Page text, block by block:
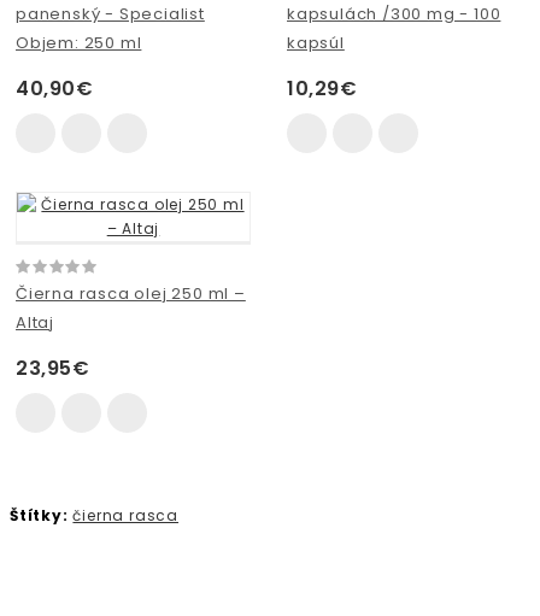
panenský - Specialist
Objem: 250 ml
40,90€
kapsulách /300 mg - 100
kapsúl
10,29€
Čierna rasca olej 250 ml –
Altaj
23,95€
Štítky: čierna rasca